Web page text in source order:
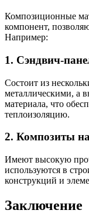
Композиционные
компонент,
Например:
1. Сэндвич-
Состоит из
металлическими, а
материала, что
теплоизоляцию.
2. Композиты
Имеют высокую
используются в
конструкций и
Заключение